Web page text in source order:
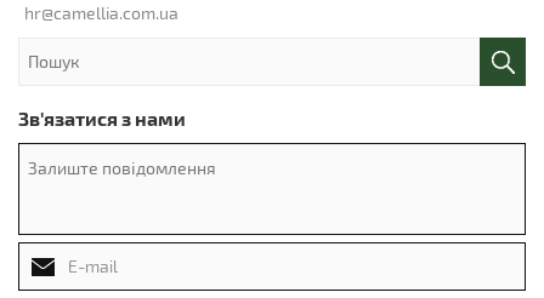
hr@camellia.com.ua
Зв'язатися з нами